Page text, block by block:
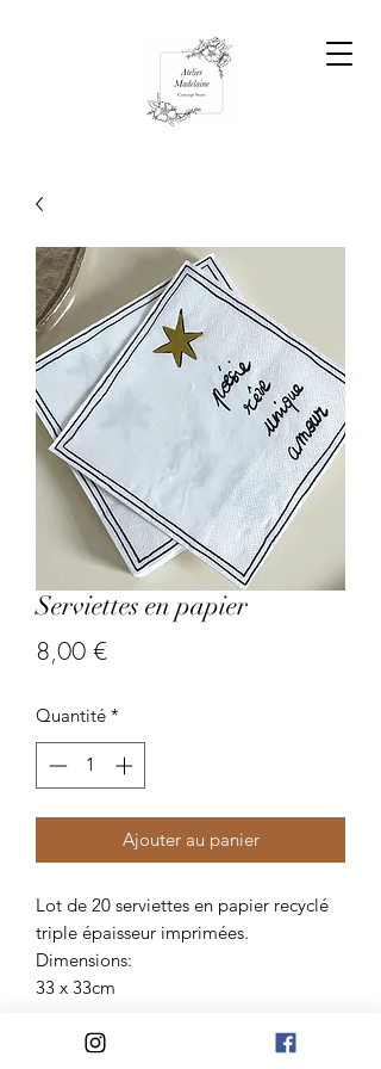
Serviettes en papier
8,00 €Prix
Quantité *
Ajouter au panier
Lot de 20 serviettes en papier recyclé
triple épaisseur imprimées.
Dimensions:
33 x 33cm